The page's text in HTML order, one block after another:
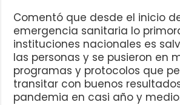
Comentó que desde el inicio
emergencia sanitaria lo
instituciones nacionales es
las personas y se pusieron en
programas y protocolos que
transitar con buenos
pandemia en casi año y